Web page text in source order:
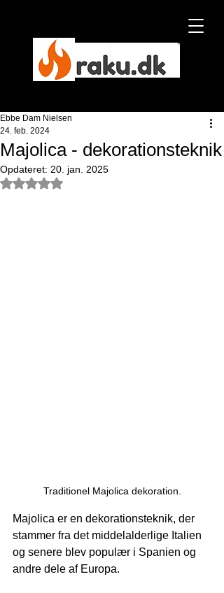
NYHED
Majolica - dekorationsteknik
Ebbe Dam Nielsen
24. feb. 2024
Opdateret: 20. jan. 2025
Bedømt til NaN ud af 5 stjerner.
Traditionel Majolica dekoration.
Majolica er en dekorationsteknik, der
stammer fra det middelalderlige Italien
og senere blev populær i Spanien og
andre dele af Europa.